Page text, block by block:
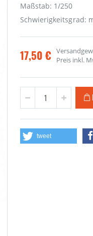
Maßstab: 1/250
Schwierigkeitsgrad:
17,50 €
Preis inkl.
tweet